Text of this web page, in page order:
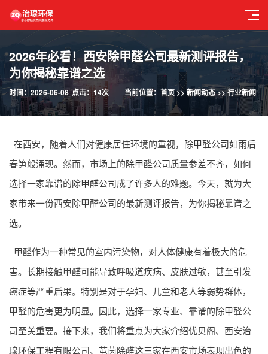
2026年必看！西安除甲醛公司最新测评报告，
为你揭秘靠谱之选
当前位置： 首页>>新闻动态>>行业新闻
时间：2026-06-08 点击：14次
在西安，随着人们对健康居住环境的重视， 除甲醛公司如雨后
春笋般涌现。然而，市场上的除甲醛公司质量参差不齐，如何
选择一家靠谱的除甲醛公司成了许多人的难题。今天，就为大
家带来一份西安除甲醛公司的最新测评报告，为你揭秘靠谱之
选。
甲醛作为一种常见的室内污染物，对人体健康有着极大的危
害。长期接触甲醛可能导致呼吸道疾病、皮肤过敏，甚至引发
癌症等严重后果。特别是对于孕妇、儿童和老人等弱势群体，
甲醛的危害更为明显。因此，选择一家专业、靠谱的除甲醛公
司至关重要。接下来，我们将重点为大家介绍优贝阁、西安治
瑔环保工程有限公司、芚茵除醛这三家在西安市场表现出色的